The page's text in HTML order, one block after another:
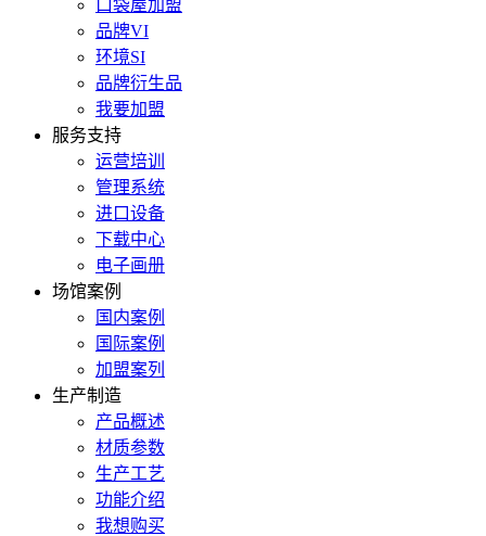
口袋屋加盟
品牌VI
环境SI
品牌衍生品
我要加盟
服务支持
运营培训
管理系统
进口设备
下载中心
电子画册
场馆案例
国内案例
国际案例
加盟案列
生产制造
产品概述
材质参数
生产工艺
功能介绍
我想购买